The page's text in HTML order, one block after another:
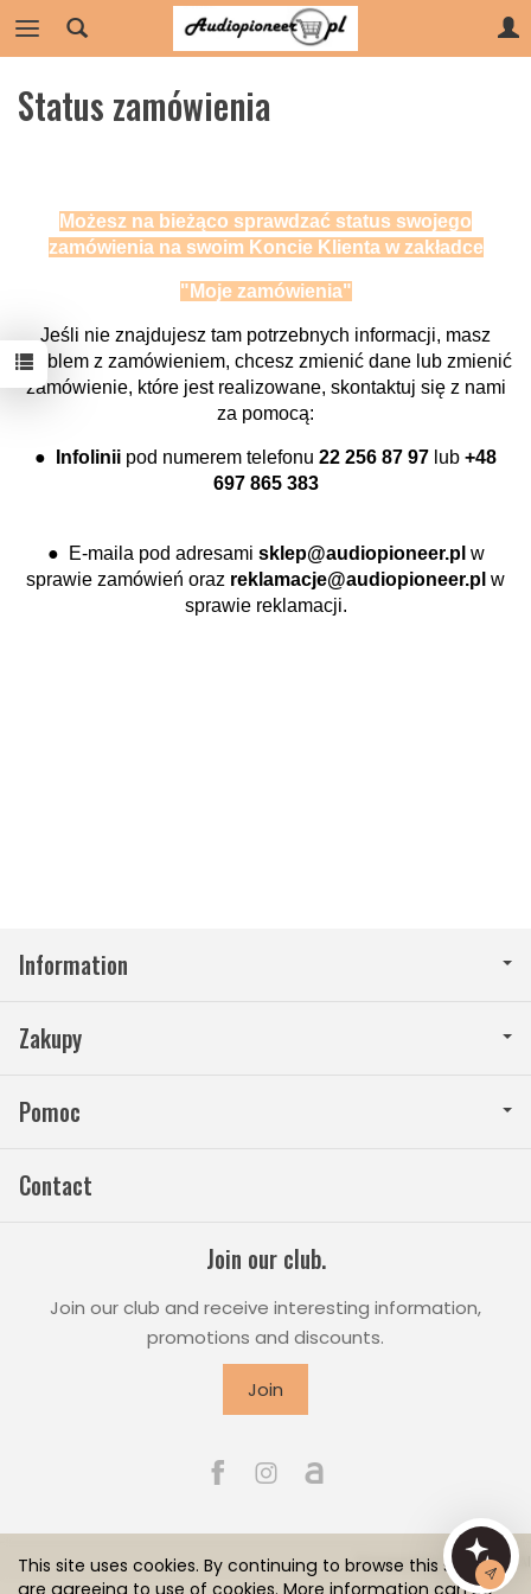
Status zamówienia
Możesz na bieżąco sprawdzać status swojego
zamówienia na swoim Koncie Klienta w zakładce
"Moje zamówienia"
Jeśli nie znajdujesz tam potrzebnych informacji, masz
problem z zamówieniem, chcesz zmienić dane lub zmienić
zamówienie, które jest realizowane, skontaktuj się z nami
za pomocą:
● Infolinii pod numerem telefonu 22 256 87 97 lub +48
697 865 383
● E-maila pod adresami sklep@audiopioneer.pl w
sprawie zamówień oraz reklamacje@audiopioneer.pl w
sprawie reklamacji.
Information
Zakupy
Pomoc
Contact
Join our club.
Join our club and receive interesting information,
promotions and discounts.
Join
Powered by SOTESHOP AI
This site uses cookies. By continuing to browse this site you
are agreeing to use of cookies. More information can be